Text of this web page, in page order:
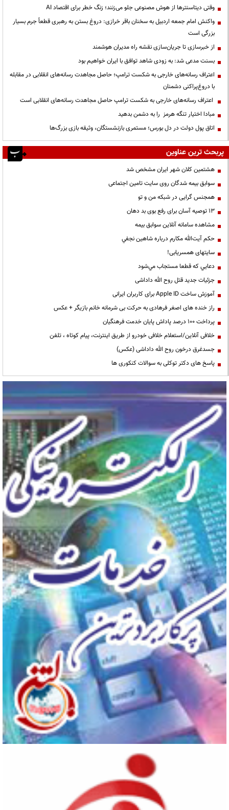
وقتی دیتاسنترها از هوش مصنوعی جلو می‌زنند؛ زنگ خطر برای اقتصاد AI
واکنش امام جمعه اردبیل به سخنان باقر خرازی: دروغ بستن به رهبری قطعاً جرم بسیار
بزرگی است
از خبرسازی تا جریان‌سازی نقشه راه مدیران هوشمند
بسنت مدعی شد: به زودی شاهد توافق با ایران خواهیم بود
اعتراف رسانه‌های خارجی به شکست ترامپ؛ حاصل مجاهدت رسانه‌های انقلابی در مقابله
با دروغ‌پراکنی دشمنان
اعتراف رسانه‌های خارجی به شکست ترامپ حاصل مجاهدت رسانه‌های انقلابی است
مبادا اختیار تنگه هرمز را به دشمن بدهید
اتاق پول دولت در دل بورس؛ مستمری بازنشستگان، وثیقه بازی بزرگ‌ها
پربحث ترین عناوین
هشتمین کلان شهر ایران مشخص شد
سوابق بیمه شدگان روی سایت تامین اجتماعی
همجنس گرایی در شبکه من و تو
13 توصیه آسان برای رفع بوی بد دهان
مشاهده سامانه آنلاين سوابق بیمه
حكم آيت‌الله مكارم درباره شاهين نجفي
سایتهای همسریابی!
دعايي كه قطعا مستجاب مي‌شود
جزئیات جدید قتل روح الله داداشی
آموزش ساخت Apple ID برای کاربران ایرانی
راز خنده های اصغر فرهادی به حرکت بی شرمانه خانم بازیگر + عکس
پرداخت ۱۰۰ درصد پاداش پایان خدمت فرهنگیان
خلافی آنلاین/استعلام خلافی خودرو از طریق اینترنت، پیام کوتاه ، تلفن
جسدغرق درخون روح الله داداشی (عکس)
پاسخ های دکتر توکلی به سوالات کنکوری ها